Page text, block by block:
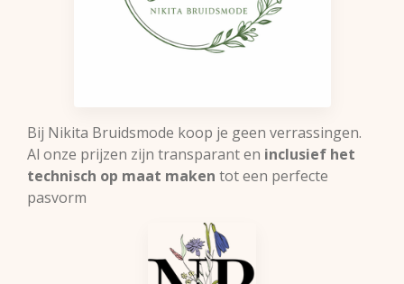
Bij Nikita Bruidsmode koop je geen verrassingen.
Al onze prijzen zijn transparant en inclusief het
technisch op maat maken tot een perfecte
pasvorm